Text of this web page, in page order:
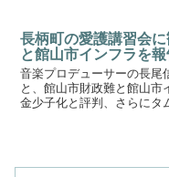
長柄町の愛護講習会
と館山市インフラを報
音楽プロデューサーの長尾
と、館山市財政難と館山
金少子化と評判、さらにタ